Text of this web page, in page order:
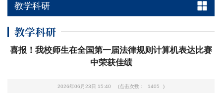
教学科研
教学科研
喜报！我校师生在全国第一届法律规则计算机表达比赛
中荣获佳绩
2026年06月23日 15:40 (点击次数： 1405 )